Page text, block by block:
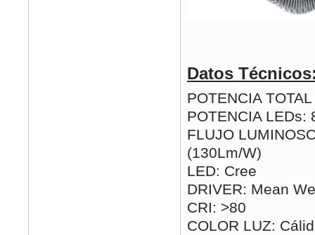
Datos
POTENCIA
POTENCIA LEDs:
FLUJO
(130Lm/W)
LED: Cree
DRIVER: Mean
CRI: >80
COLOR LUZ: